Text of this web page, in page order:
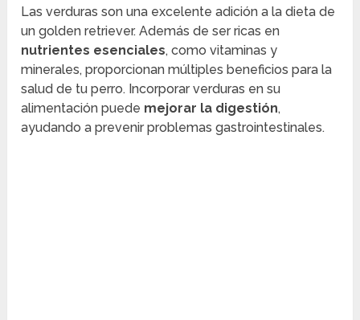
Las verduras son una excelente adición a la dieta de
un golden retriever. Además de ser ricas en
nutrientes esenciales, como vitaminas y
minerales, proporcionan múltiples beneficios para la
salud de tu perro. Incorporar verduras en su
alimentación puede mejorar la digestión,
ayudando a prevenir problemas gastrointestinales.